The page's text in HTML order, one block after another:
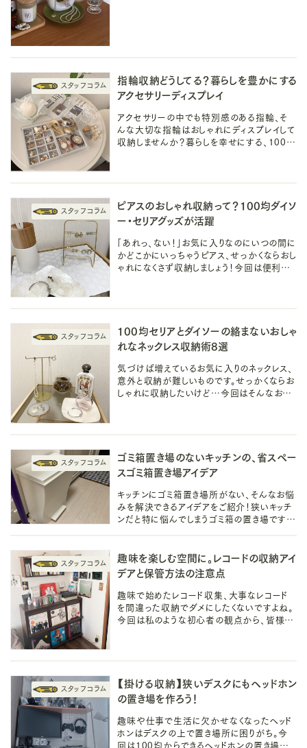
指輪収納どうしてる？暮らしを豊かにする
アクセサリーディスプレイ
アクセサリーの中でも特別感のある指輪、そ
んな大切な指輪はおしゃれにディスプレイして
収納しませんか？暮らしを幸せにする、100
ピアスのおしゃれ収納って？100均ダイソ
ー・セリアグッズが活躍
「あれっ、ない！」お気に入りなのにいつの間に
かどこかにいっちゃうピアス、せっかくならおし
ゃれになくさず収納しましょう！今回は便利で
100均セリアとダイソーの絡まないおしゃ
れなネックレス収納術8選
気づけば増えているお気に入りのネックレス、
意外と収納が難しいものです。せっかくならお
しゃれに収納したいけど…今回はそんなお悩
ゴミ箱置き場のないキッチンの、省スペー
スゴミ箱置き場アイデア
キッチンにゴミ箱置き場所がない、そんなお悩
みを解決できるアイデアをご紹介！狭いキッチ
ンだと特に悩んでしまうゴミ箱の置き場です
趣味を楽しむ空間に。レコードの収納アイ
デアと保管方法の注意点
趣味で始めたレコード収集、大事なレコード
を間違った収納でダメにしたくないですよね。
今回は私のような初心者の観点から、皆様の
【掛ける収納】狭いデスクにもヘッドホン
の置き場を作ろう！
趣味や仕事で生活に欠かせなくなったヘッド
ホンはデスクの上で置き場所に困りがち。今
回は100均からできるヘッドホンの置き場づく